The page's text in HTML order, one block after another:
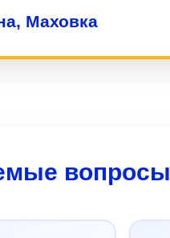
Маховка
вопросы